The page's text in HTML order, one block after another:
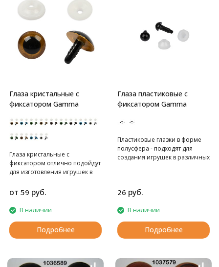
Глаза кристальные с
фиксатором Gamma
Глаза кристальные с
фиксатором отлично подойдут
для изготовления игрушек в
Крепление глазок на материал
обеспечивается фиксатором,
который с натягом надевается
на ребристую ножку/винт с
обратной стороны ткани. В
комплекте пластиковые
Рекомендуем для облегчения
от 59 руб.
В наличии
Подробнее
Глаза пластиковые с
фиксатором Gamma
Пластиковые глазки в форме
полусфера - подходят для
создания игрушек в различных
натягом надевается на
обратной стороны ткани. В
фиксаторы для безопасного
крепления.
в горячей воде, либо немного
26 руб.
В наличии
Подробнее